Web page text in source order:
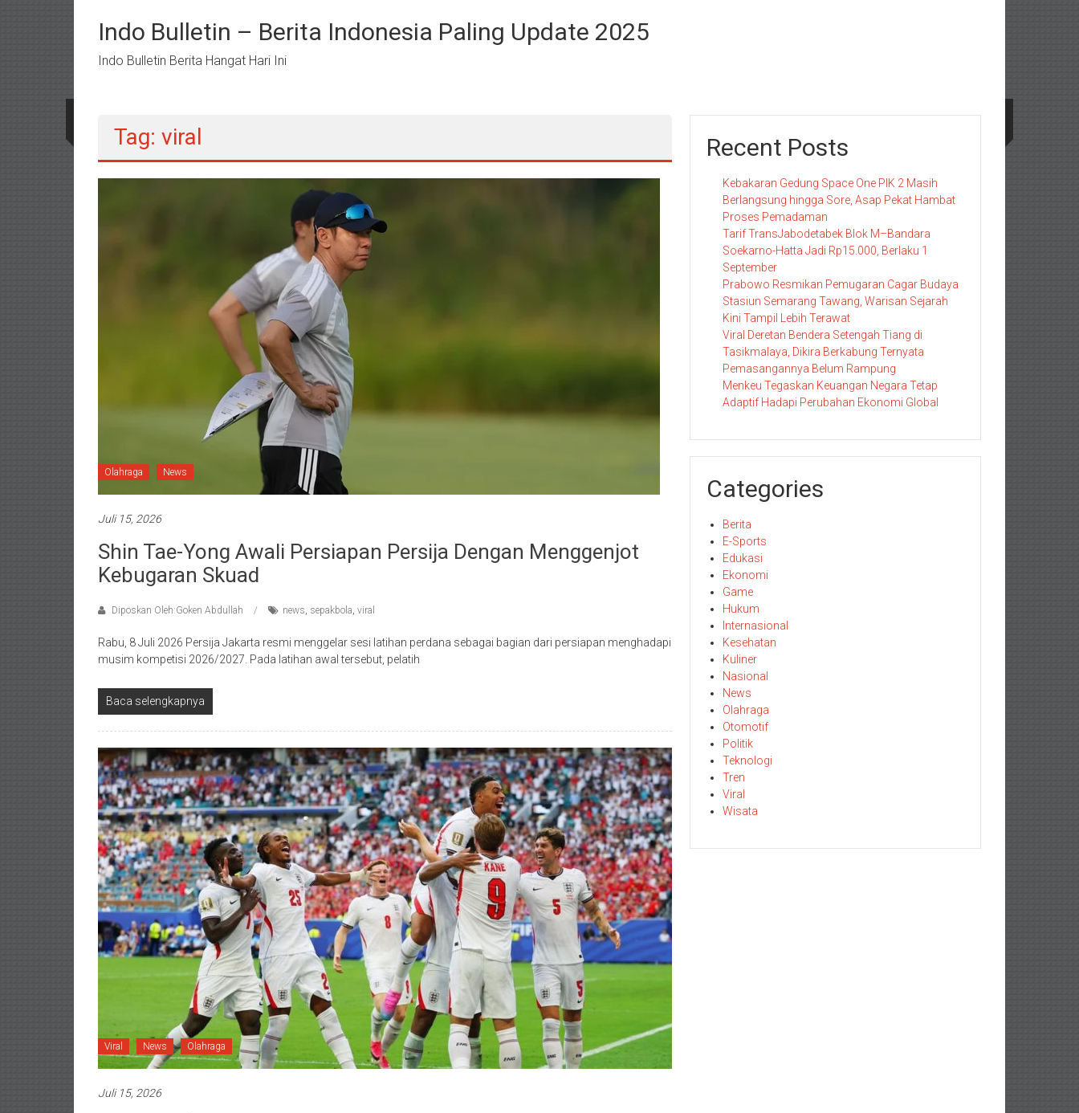
kontenIndo Bulletin – Berita Indonesia Paling Update 2025
Indo Bulletin Berita Hangat Hari Ini
Tag: viral
Olahraga News
Juli 15, 2026
Shin Tae-Yong Awali Persiapan Persija Dengan Menggenjot
Kebugaran Skuad
Diposkan Oleh:Goken Abdullah news, sepakbola, viral
Rabu, 8 Juli 2026 Persija Jakarta resmi menggelar sesi latihan perdana sebagai bagian dari persiapan menghadapi
musim kompetisi 2026/2027. Pada latihan awal tersebut, pelatih
Baca selengkapnya
Viral News Olahraga
Juli 15, 2026
Recent Posts
Kebakaran Gedung Space One PIK 2 Masih
Berlangsung hingga Sore, Asap Pekat Hambat
Proses Pemadaman
Tarif TransJabodetabek Blok M–Bandara
Soekarno-Hatta Jadi Rp15.000, Berlaku 1
September
Prabowo Resmikan Pemugaran Cagar Budaya
Stasiun Semarang Tawang, Warisan Sejarah
Kini Tampil Lebih Terawat
Viral Deretan Bendera Setengah Tiang di
Tasikmalaya, Dikira Berkabung Ternyata
Pemasangannya Belum Rampung
Menkeu Tegaskan Keuangan Negara Tetap
Adaptif Hadapi Perubahan Ekonomi Global
Categories
Berita
E-Sports
Edukasi
Ekonomi
Game
Hukum
Internasional
Kesehatan
Kuliner
Nasional
News
Olahraga
Otomotif
Politik
Teknologi
Tren
Viral
Wisata